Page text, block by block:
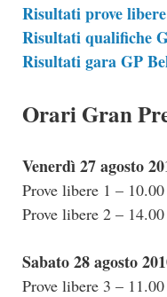
Risultati prove
Risultati qualifiche
Risultati gara GP
Orari Gran
Venerdì 27 agosto
Prove libere 1 – 10.00
Prove libere 2 – 14.00
Sabato 28 agosto
Prove libere 3 – 11.00